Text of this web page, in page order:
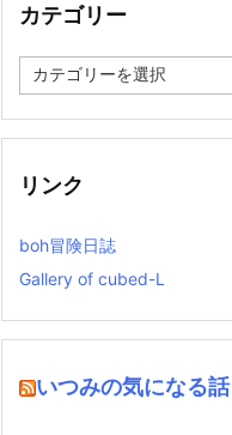
カテゴリー
テ
リ
リンク
boh冒険日誌
Gallery of cubed-L
いつみの気になる話